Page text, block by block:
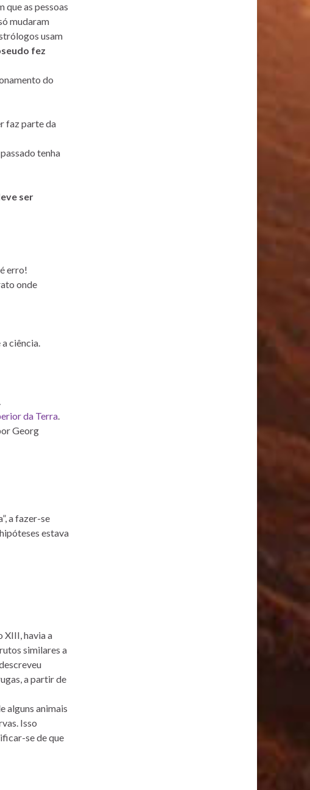
que as pessoas
mudaram
usam
fez
do
faz parte da
tenha
ser
erro!
onde
ciência.
da Terra.
Georg
a fazer-se
estava
XIII, havia a
similares a
a partir de
alguns animais
Isso
se de que